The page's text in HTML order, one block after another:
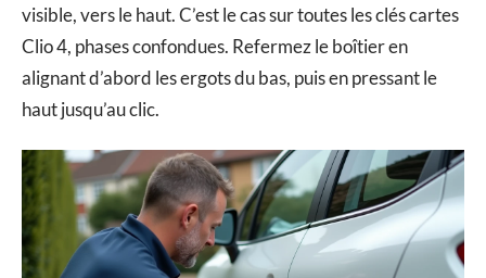
visible, vers le haut. C’est le cas sur toutes les clés cartes
Clio 4, phases confondues. Refermez le boîtier en
alignant d’abord les ergots du bas, puis en pressant le
haut jusqu’au clic.